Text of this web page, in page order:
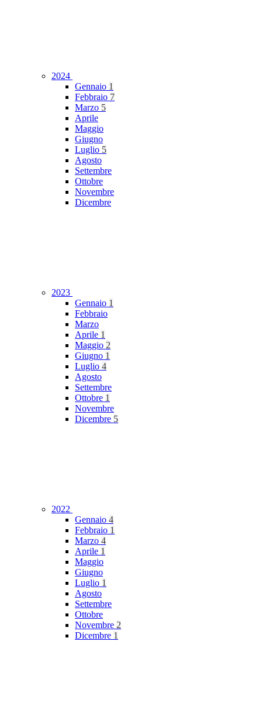
2024
Gennaio 1
Febbraio 7
Marzo 5
Aprile
Maggio
Giugno
Luglio 5
Agosto
Settembre
Ottobre
Novembre
Dicembre
2023
Gennaio 1
Febbraio
Marzo
Aprile 1
Maggio 2
Giugno 1
Luglio 4
Agosto
Settembre
Ottobre 1
Novembre
Dicembre 5
2022
Gennaio 4
Febbraio 1
Marzo 4
Aprile 1
Maggio
Giugno
Luglio 1
Agosto
Settembre
Ottobre
Novembre 2
Dicembre 1